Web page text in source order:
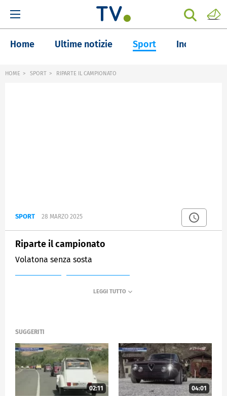
Home Ultime notizie Sport Inchieste
HOME SPORT RIPARTE IL CAMPIONATO
SPORT 28 MARZO 2025
Riparte il campionato
Volatona senza sosta
SUGGERITI
02:11 04:01